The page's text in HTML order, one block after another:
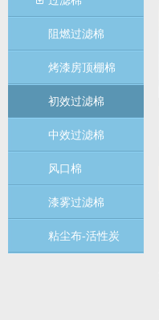
阻燃过滤棉
烤漆房顶棚棉
初效过滤棉
中效过滤棉
风口棉
漆雾过滤棉
粘尘布-活性炭